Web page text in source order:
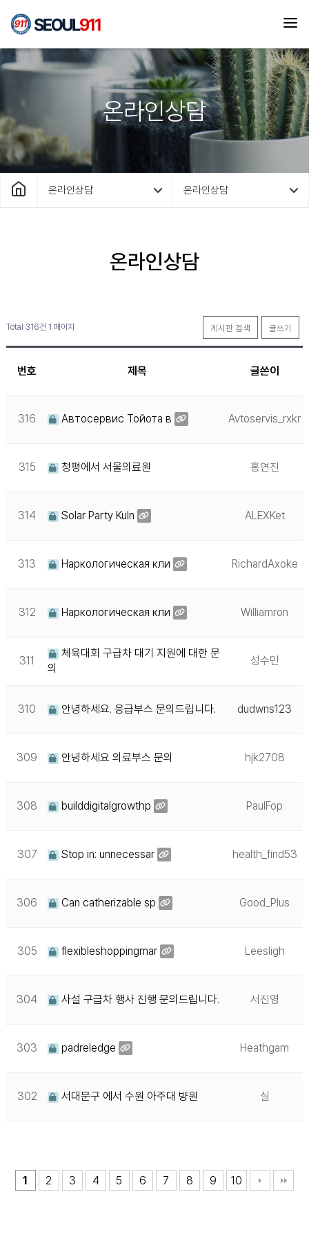
온라인상담
온라인상담 온라인상담
온라인상담
Total 316건 1 페이지 게시판 검색 글쓰기
번호 제목 글쓴이
316 Автосервис Тойота в Avtoservis_rxkr
315 청평에서 서울의료원 홍연진
314 Solar Party Kuln ALEXKet
313 Наркологическая кли RichardAxoke
312 Наркологическая кли Williamron
311
체육대회 구급차 대기 지원에 대한 문
의
성수민
310 안녕하세요. 응급부스 문의드립니다. dudwns123
309 안녕하세요 의료부스 문의 hjk2708
308 builddigitalgrowthp PaulFop
307 Stop in: unnecessar health_find53
306 Can catherizable sp Good_Plus
305 flexibleshoppingmar Leesligh
304 사설 구급차 행사 진행 문의드립니다. 서진영
303 padreledge Heathgam
302 서대문구 에서 수원 아주대 뱡원 실
1 2 3 4 5 6 7 8 9 10